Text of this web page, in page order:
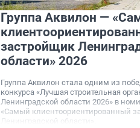
Группа Аквилон —
застройщик
области» 2026
Группа Аквилон стала одним из
конкурса «Лучшая строительная
Ленинградской области 2026» в
«Самый клиентоориентированный
Ленинградской области».